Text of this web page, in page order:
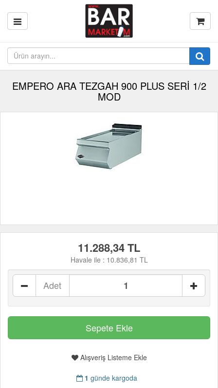
EMPERO ARA TEZGAH 900 PLUS SERİ 1/2
MOD
11.288,34 TL
Havale ile : 10.836,81 TL
Adet
Alışveriş Listeme Ekle
1 günde kargoda